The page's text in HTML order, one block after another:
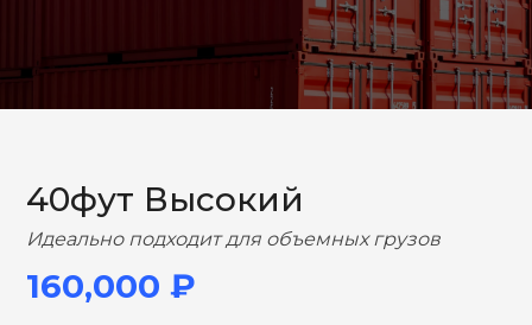
НАЗАД ВПЕРЕД
40фут Высокий
Идеально подходит для объемных грузов
160,000 ₽